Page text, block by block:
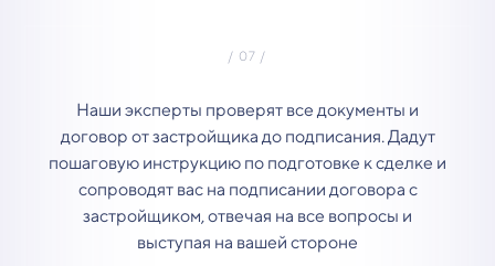
Наши эксперты проверят все документы и
договор от застройщика до подписания. Дадут
пошаговую инструкцию по подготовке к сделке и
сопроводят вас на подписании договора с
застройщиком, отвечая на все вопросы и
выступая на вашей стороне